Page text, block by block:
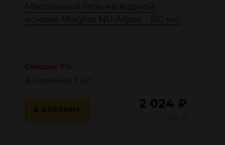
Массажный гель на водной
основе Mixgliss NU Algae - 150 мл.
В КОРЗИНУ 2 024 ₽